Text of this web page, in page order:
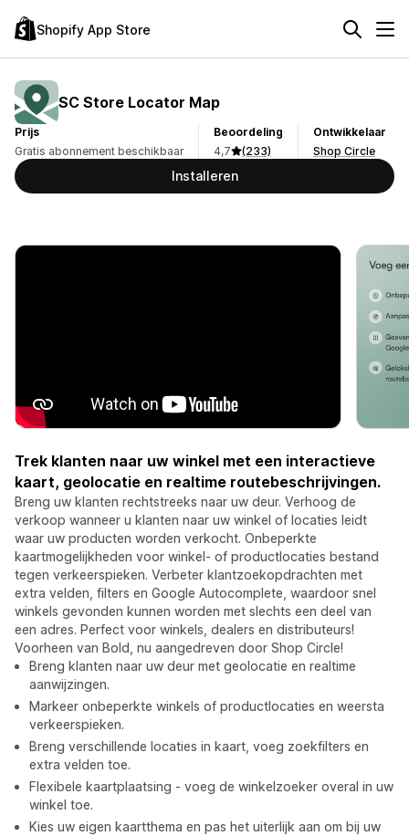
Shopify App Store
SC Store Locator Map
Prijs
Gratis abonnement beschikbaar
Beoordeling
4,7
(233)
Ontwikkelaar
Shop Circle
Installeren
Trek klanten naar uw winkel met een interactieve
kaart, geolocatie en realtime routebeschrijvingen.
Breng uw klanten rechtstreeks naar uw deur. Verhoog de
verkoop wanneer u klanten naar uw winkel of locaties leidt
waar uw producten worden verkocht. Onbeperkte
kaartmogelijkheden voor winkel- of productlocaties bestand
tegen verkeerspieken. Verbeter klantzoekopdrachten met
extra velden, filters en Google Autocomplete, waardoor snel
winkels gevonden kunnen worden met slechts een deel van
een adres. Perfect voor winkels, dealers en distributeurs!
Voorheen van Bold, nu aangedreven door Shop Circle!
Breng klanten naar uw deur met geolocatie en realtime
aanwijzingen.
Markeer onbeperkte winkels of productlocaties en weersta
verkeerspieken.
Breng verschillende locaties in kaart, voeg zoekfilters en
extra velden toe.
Flexibele kaartplaatsing - voeg de winkelzoeker overal in uw
winkel toe.
Kies uw eigen kaartthema en pas het uiterlijk aan om bij uw